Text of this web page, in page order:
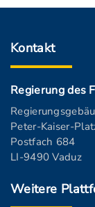
Kontakt
Regierung des
Peter-Kaiser-
Postfach 684
LI-9490 Vaduz
Weitere